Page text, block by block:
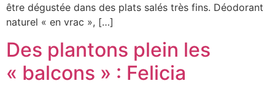
être dégustée dans des plats salés très fins. Déodorant
naturel « en vrac », […]
Des plantons plein les
« balcons » : Felicia